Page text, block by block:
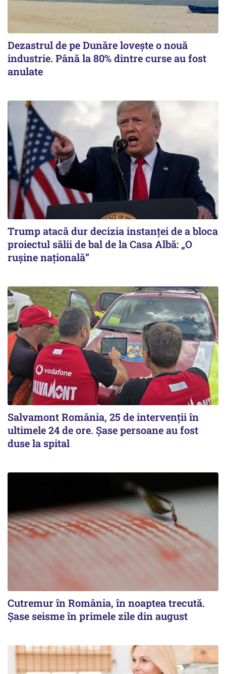
Dezastrul de pe Dunăre lovește o nouă
industrie. Până la 80% dintre curse au fost
anulate
Trump atacă dur decizia instanţei de a bloca
proiectul sălii de bal de la Casa Albă: „O
ruşine naţională”
Salvamont România, 25 de intervenții în
ultimele 24 de ore. Șase persoane au fost
duse la spital
Cutremur în România, în noaptea trecută.
Șase seisme în primele zile din august